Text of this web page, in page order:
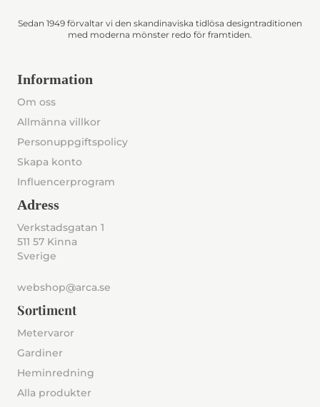
Sedan 1949 förvaltar vi den skandinaviska tidlösa designtraditionen
med moderna mönster redo för framtiden.
Information
Om oss
Allmänna villkor
Personuppgiftspolicy
Skapa konto
Influencerprogram
Adress
Verkstadsgatan 1
511 57 Kinna
Sverige
webshop@arca.se
Sortiment
Metervaror
Gardiner
Heminredning
Alla produkter